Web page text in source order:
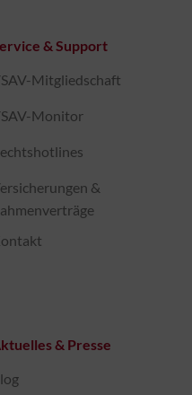
& Support
Mitgliedschaft
Monitor
&
& Presse